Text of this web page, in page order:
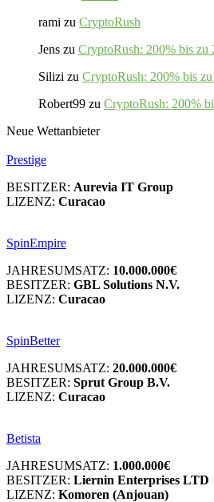
rami zu CryptoRush
Jens zu CryptoRush: 200% bis zu
Silizi zu CryptoRush: 200% bis
Robert99 zu CryptoRush: 200%
Neue Wettanbieter
Prestige
BESITZER: Aurevia IT Group
LIZENZ: Curacao
SpinEmpire
JAHRESUMSATZ: 10.000.000€
BESITZER: GBL Solutions N.V.
LIZENZ: Curacao
SpinBetter
JAHRESUMSATZ: 20.000.000€
BESITZER: Sprut Group B.V.
LIZENZ: Curacao
Betista
JAHRESUMSATZ: 1.000.000€
BESITZER: Liernin Enterprises LTD
LIZENZ: Komoren (Anjouan)